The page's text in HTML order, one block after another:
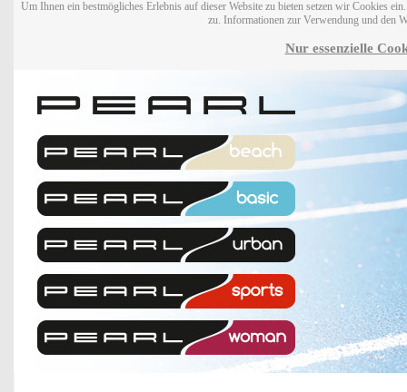
Um Ihnen ein bestmögliches Erlebnis auf dieser Website zu bieten setzen wir Cookies
zu. Informationen zur Verwendung und den
Nur essenzielle